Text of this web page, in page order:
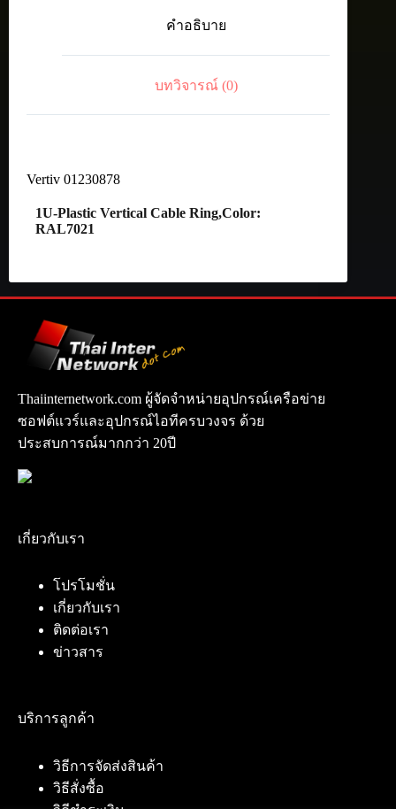
คำอธิบาย
บทวิจารณ์ (0)
Vertiv 01230878
1U-Plastic Vertical Cable Ring,Color:
RAL7021
Thaiinternetwork.com ผู้จัดจำหน่ายอุปกรณ์เครือข่าย
ซอฟต์แวร์และอุปกรณ์ไอทีครบวงจร ด้วย
ประสบการณ์มากกว่า 20ปี
เกี่ยวกับเรา
โปรโมชั่น
เกี่ยวกับเรา
ติดต่อเรา
ข่าวสาร
บริการลูกค้า
วิธีการจัดส่งสินค้า
วิธีสั่งซื้อ